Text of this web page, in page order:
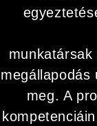
megállapodás
meg. A